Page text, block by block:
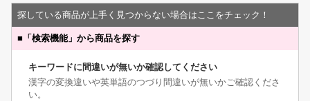
探している商品が上手く見つからない場合はここをチェック！
■ 「検索機能」から商品を探す
キーワードに間違いが無いか確認してください
漢字の変換違いや英単語のつづり間違いが無いかご確認くださ
い。